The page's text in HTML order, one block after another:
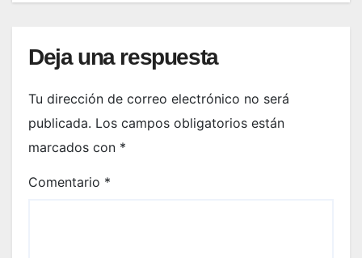
Deja una respuesta
Tu dirección de correo electrónico no será
publicada. Los campos obligatorios están
marcados con *
Comentario *